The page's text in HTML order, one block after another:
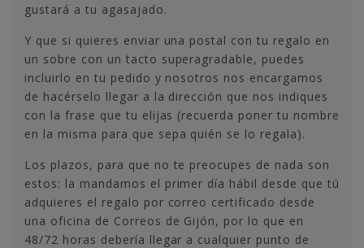
gustará a tu agasajado.
Y que si quieres enviar una postal con tu regalo en
un sobre con un tacto superagradable, puedes
incluirlo en tu pedido y nosotros nos encargamos
de hacérselo llegar a la dirección que nos indiques
con la frase que tu elijas (recuerda poner tu nombre
en la misma para que sepa quién se lo regala).
Los plazos, para que no te preocupes de nada son
estos: la mandamos el primer día hábil desde que tú
adquieres el regalo por correo certificado desde
una oficina de Correos de Gijón, por lo que en
48/72 horas debería llegar a cualquier punto de